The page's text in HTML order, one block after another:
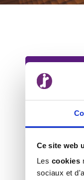
Ce site web
Les cookies
sociaux et
27 March 2020